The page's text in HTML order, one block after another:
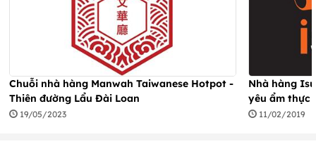
Chuỗi nhà hàng Manwah Taiwanese Hotpot -
Thiên đường Lẩu Đài Loan
19/05/2023
Nhà hàng
yêu ẩm thực
11/02/2019